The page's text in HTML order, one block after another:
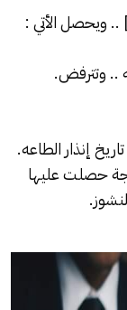
.. ويحصل الأتي :
.. وتترفض.
إنذار الطاعه.
حصلت عليها